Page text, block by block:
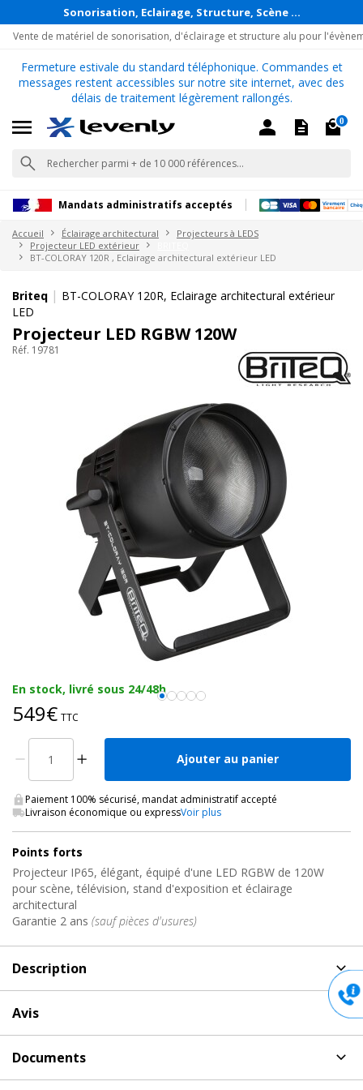
Sonorisation, Eclairage, Structure, Scène ...
Vente de matériel de sonorisation, d'éclairage et structure alu pour
Fermeture estivale du standard téléphonique. Commandes et
messages restent accessibles sur notre site internet, avec des
délais de traitement légèrement rallongés.
0
Mandats administratifs acceptés
Accueil Éclairage architectural
Projecteurs à LEDS
Projecteur LED extérieur
BT-COLORAY 120R , Eclairage architectural extérieur LED
Briteq | BT-COLORAY 120R, Eclairage architectural extérieur
LED
Projecteur LED RGBW 120W
Réf. 19781
En stock, livré sous 24/48h
549€ TTC
Ajouter au panier
Paiement 100% sécurisé, mandat administratif accepté
Livraison économique ou expressVoir plus
Points forts
Projecteur IP65, élégant, équipé d'une LED RGBW de 120W
pour scène, télévision, stand d'exposition et éclairage
architectural
Garantie 2 ans (sauf pièces d'usures)
Description
de Eclairage architectural extérieur LED, BT-
COLORAY 120R Briteq
Projecteur BT-COLORAY 120R avec LED RGBW 120W et lentille
Avis
architectural extérieur LED Briteq
Documents